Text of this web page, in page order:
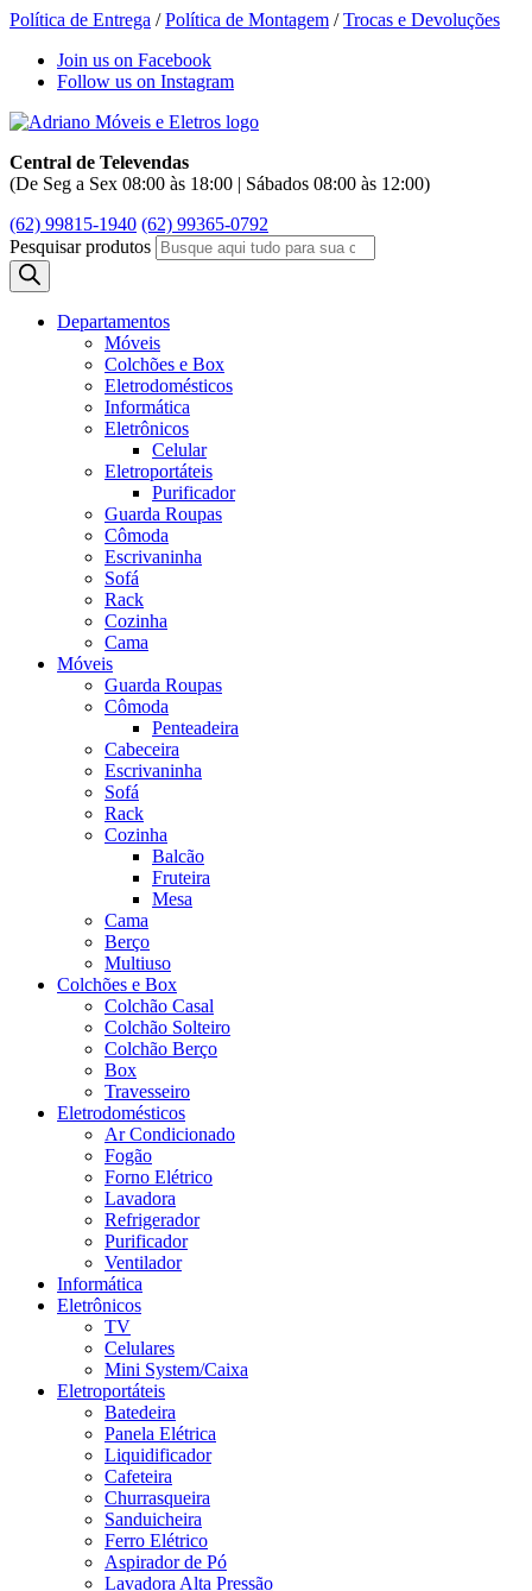
Política de Entrega /Política de Montagem /Trocas e Devoluções
Join us on Facebook
Follow us on Instagram
Central de Televendas
(De Seg a Sex 08:00 às 18:00 | Sábados 08:00 às 12:00)
(62) 99815-1940 (62) 99365-0792
Pesquisar produtos
Departamentos
Móveis
Colchões e Box
Eletrodomésticos
Informática
Eletrônicos
Celular
Eletroportáteis
Purificador
Guarda Roupas
Cômoda
Escrivaninha
Sofá
Rack
Cozinha
Cama
Móveis
Guarda Roupas
Cômoda
Penteadeira
Cabeceira
Escrivaninha
Sofá
Rack
Cozinha
Balcão
Fruteira
Mesa
Cama
Berço
Multiuso
Colchões e Box
Colchão Casal
Colchão Solteiro
Colchão Berço
Box
Travesseiro
Eletrodomésticos
Ar Condicionado
Fogão
Forno Elétrico
Lavadora
Refrigerador
Purificador
Ventilador
Informática
Eletrônicos
TV
Celulares
Mini System/Caixa
Eletroportáteis
Batedeira
Panela Elétrica
Liquidificador
Cafeteira
Churrasqueira
Sanduicheira
Ferro Elétrico
Aspirador de Pó
Lavadora Alta Pressão